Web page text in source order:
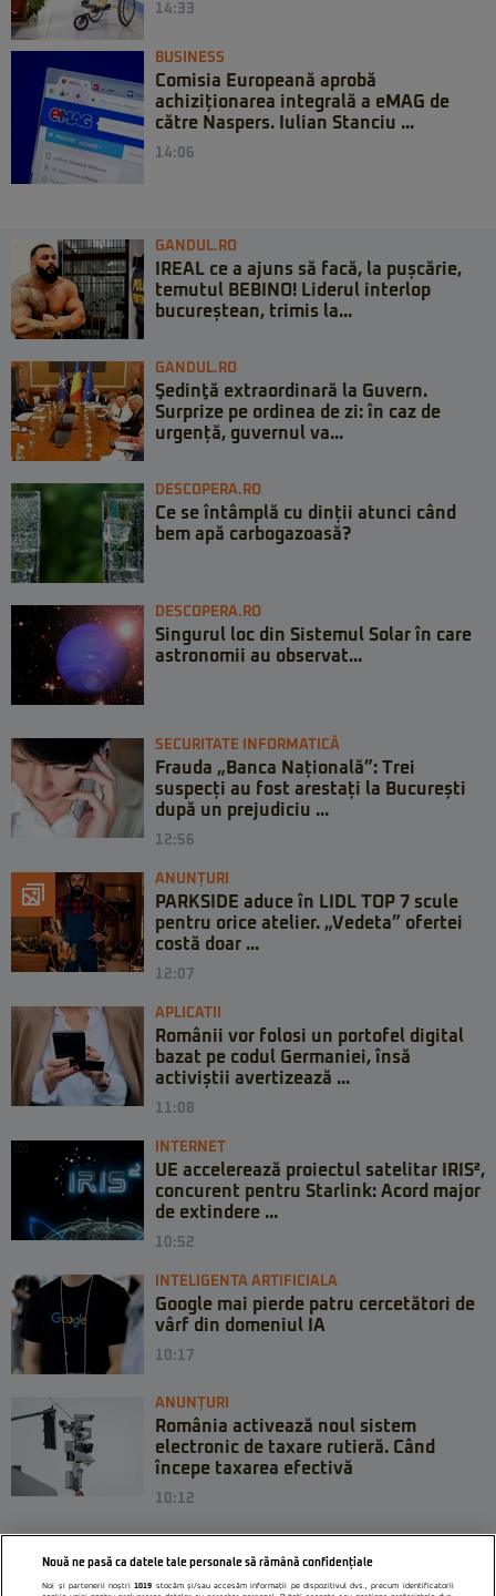
14:33
BUSINESS
Comisia Europeană aprobă
achiziționarea integrală a eMAG de
către Naspers. Iulian Stanciu ...
14:06
GANDUL.RO
IREAL ce a ajuns să facă, la pușcărie,
temutul BEBINO! Liderul interlop
bucureștean, trimis la...
GANDUL.RO
Şedinţă extraordinară la Guvern.
Surprize pe ordinea de zi: în caz de
urgență, guvernul va...
DESCOPERA.RO
Ce se întâmplă cu dinții atunci când
bem apă carbogazoasă?
DESCOPERA.RO
Singurul loc din Sistemul Solar în care
astronomii au observat...
SECURITATE INFORMATICĂ
Frauda „Banca Națională”: Trei
suspecți au fost arestați la București
după un prejudiciu ...
12:56
ANUNȚURI
PARKSIDE aduce în LIDL TOP 7 scule
pentru orice atelier. „Vedeta” ofertei
costă doar ...
12:07
APLICATII
Românii vor folosi un portofel digital
bazat pe codul Germaniei, însă
activiștii avertizează ...
11:08
INTERNET
UE accelerează proiectul satelitar IRIS²,
concurent pentru Starlink: Acord major
de extindere ...
10:52
INTELIGENTA ARTIFICIALA
Google mai pierde patru cercetători de
vârf din domeniul IA
10:17
ANUNȚURI
România activează noul sistem
electronic de taxare rutieră. Când
începe taxarea efectivă
10:12
Nouă ne pasă ca datele tale personale să rămână confidențiale
Noi și partenerii noștri1019 stocăm și/sau accesăm informații pe dispozitivul dvs., precum identificatorii